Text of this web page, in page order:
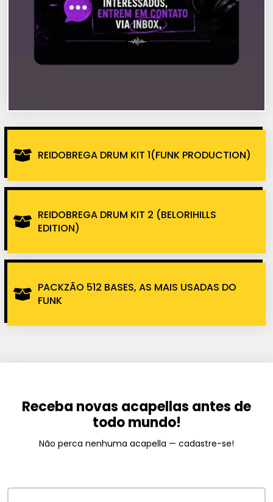
REIDOBREGA DRUM KIT 1(FUNK PRODUCTION)
REIDOBREGA DRUM KIT 2 (BELORIHILLS
EDITION)
PACKZÃO 512 BASES, AS MAIS USADAS DO
FUNK
Receba novas acapellas antes de
todo mundo!
Não perca nenhuma acapella — cadastre-se!